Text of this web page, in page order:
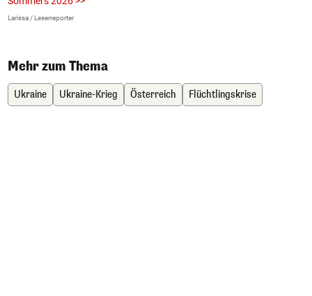
Larissa / Leserreporter
Mehr zum Thema
Ukraine Ukraine-Krieg Österreich Flüchtlingskrise